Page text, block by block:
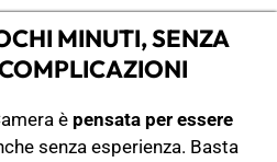
MINUTI, SENZA
è pensata per essere
senza esperienza. Basta